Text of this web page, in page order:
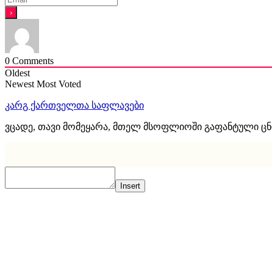
0 Comments
Oldest
Newest Most Voted
კარგ ქართველთა საფლავები
ვცადე, თავი მომეყარა, მთელ მსოფლიოში გაფანტული
Insert